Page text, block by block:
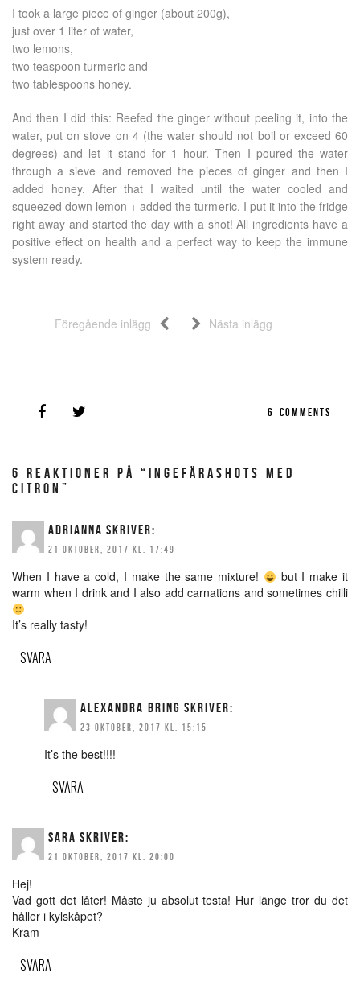
I took a large piece of ginger (about 200g),
just over 1 liter of water,
two lemons,
two teaspoon turmeric and
two tablespoons honey.
And then I did this: Reefed the ginger without peeling it, into the
water, put on stove on 4 (the water should not boil or exceed 60
degrees) and let it stand for 1 hour. Then I poured the water
through a sieve and removed the pieces of ginger and then I
added honey. After that I waited until the water cooled and
squeezed down lemon + added the turmeric. I put it into the fridge
right away and started the day with a shot! All ingredients have a
positive effect on health and a perfect way to keep the immune
system ready.
Föregående inlägg Nästa inlägg
6 COMMENTS
6 REAKTIONER PÅ “INGEFÄRASHOTS MED
CITRON”
ADRIANNA SKRIVER:
21 OKTOBER, 2017 KL. 17:49
When I have a cold, I make the same mixture!
but I make it
warm when I drink and I also add carnations and sometimes chilli
It’s really tasty!
SVARA
ALEXANDRA BRING SKRIVER:
23 OKTOBER, 2017 KL. 15:15
It’s the best!!!!
SVARA
SARA SKRIVER:
21 OKTOBER, 2017 KL. 20:00
Hej!
Vad gott det låter! Måste ju absolut testa! Hur länge tror du det
håller i kylskåpet?
Kram
SVARA